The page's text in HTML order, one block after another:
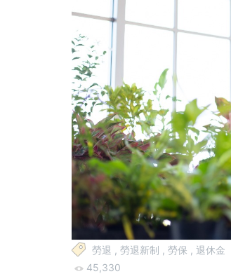
勞退 , 勞退新制 , 勞保 , 退休金
45,330